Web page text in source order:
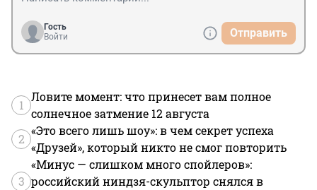
Гость
Войти
Отправить
1
Ловите момент: что принесет вам полное
солнечное затмение 12 августа
2
«Это всего лишь шоу»: в чем секрет успеха
«Друзей», который никто не смог повторить
3
«Минус — слишком много спойлеров»:
российский ниндзя-скульптор снялся в